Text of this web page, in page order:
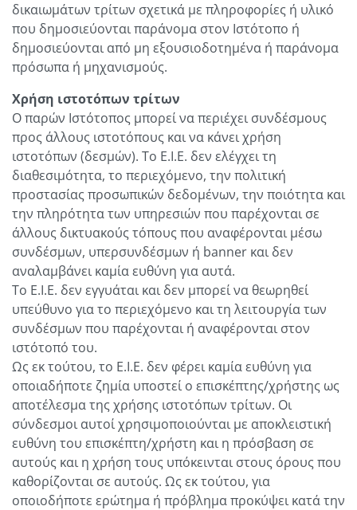
δικαιωμάτων τρίτων σχετικά με πληροφορίες ή υλικό
που δημοσιεύονται παράνομα στον Ιστότοπο ή
δημοσιεύονται από μη εξουσιοδοτημένα ή παράνομα
πρόσωπα ή μηχανισμούς.
Χρήση ιστοτόπων τρίτων
Ο παρών Ιστότοπος μπορεί να περιέχει συνδέσμους
προς άλλους ιστοτόπους και να κάνει χρήση
ιστοτόπων (δεσμών). Το Ε.Ι.Ε. δεν ελέγχει τη
διαθεσιμότητα, το περιεχόμενο, την πολιτική
προστασίας προσωπικών δεδομένων, την ποιότητα και
την πληρότητα των υπηρεσιών που παρέχονται σε
άλλους δικτυακούς τόπους που αναφέρονται μέσω
συνδέσμων, υπερσυνδέσμων ή banner και δεν
αναλαμβάνει καμία ευθύνη για αυτά.
Το Ε.Ι.Ε. δεν εγγυάται και δεν μπορεί να θεωρηθεί
υπεύθυνο για το περιεχόμενο και τη λειτουργία των
συνδέσμων που παρέχονται ή αναφέρονται στον
ιστότοπό του.
Ως εκ τούτου, το Ε.Ι.Ε. δεν φέρει καμία ευθύνη για
οποιαδήποτε ζημία υποστεί ο επισκέπτης/χρήστης ως
αποτέλεσμα της χρήσης ιστοτόπων τρίτων. Οι
σύνδεσμοι αυτοί χρησιμοποιούνται με αποκλειστική
ευθύνη του επισκέπτη/χρήστη και η πρόσβαση σε
αυτούς και η χρήση τους υπόκεινται στους όρους που
καθορίζονται σε αυτούς. Ως εκ τούτου, για
οποιοδήποτε ερώτημα ή πρόβλημα προκύψει κατά την